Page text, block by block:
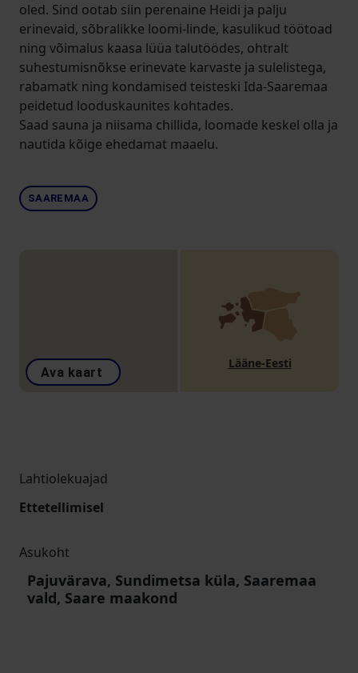
oled. Sind ootab siin perenaine Heidi ja palju
erinevaid, sõbralikke loomi-linde, kasulikud töötoad
ning võimalus kaasa lüüa talutöödes, ohtralt
suhestumisnõkse erinevate karvaste ja sulelistega,
rabamatk ning kondamised teisteski Ida-Saaremaa
peidetud looduskaunites kohtades.
Saad sauna ja niisama chillida, loomade keskel olla ja
nautida kõige ehedamat maaelu.
SAAREMAA
Ava kaart
Lääne-Eesti
Lahtiolekuajad
Ettetellimisel
Asukoht
Pajuvärava, Sundimetsa küla, Saaremaa
vald, Saare maakond